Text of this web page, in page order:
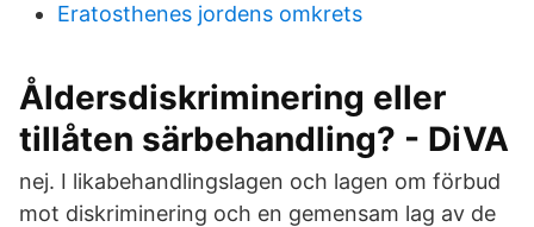
Eratosthenes jordens omkrets
Åldersdiskriminering eller
tillåten särbehandling? - DiVA
nej. I likabehandlingslagen och lagen om förbud
mot diskriminering och en gemensam lag av de